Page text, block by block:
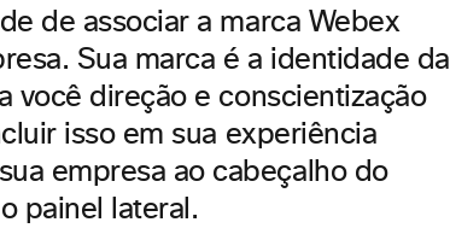
de associar a marca Webex
Sua marca é a identidade da
você direção e conscientização
isso em sua experiência
empresa ao cabeçalho do
painel lateral.